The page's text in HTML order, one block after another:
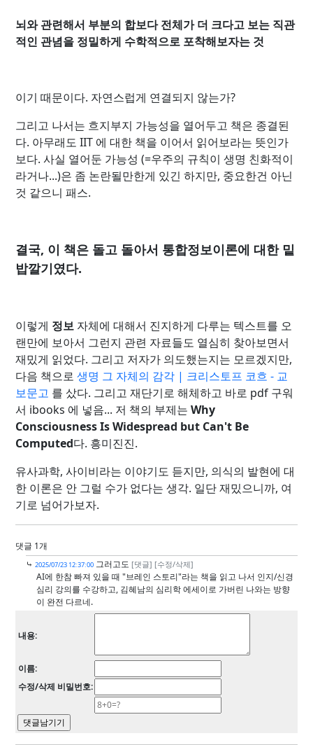
뇌와 관련해서 부분의 합보다 전체가 더 크다고 보는 직관
적인 관념을 정밀하게 수학적으로 포착해보자는 것
이기 때문이다. 자연스럽게 연결되지 않는가?
그리고 나서는 흐지부지 가능성을 열어두고 책은 종결된
다. 아무래도 IIT 에 대한 책을 이어서 읽어보라는 뜻인가
보다. 사실 열어둔 가능성 (=우주의 규칙이 생명 친화적이
라거나...)은 좀 논란될만한게 있긴 하지만, 중요한건 아닌
것 같으니 패스.
결국, 이 책은 돌고 돌아서 통합정보이론에 대한 밑
밥깔기였다.
이렇게 정보 자체에 대해서 진지하게 다루는 텍스트를 오
랜만에 보아서 그런지 관련 자료들도 열심히 찾아보면서
재밌게 읽었다. 그리고 저자가 의도했는지는 모르겠지만,
다음 책으로 생명 그 자체의 감각 | 크리스토프 코흐 - 교
보문고 를 샀다. 그리고 재단기로 해체하고 바로 pdf 구워
서 ibooks 에 넣음... 저 책의 부제는 Why
Consciousness Is Widespread but Can't Be
Computed다. 흥미진진.
유사과학, 사이비라는 이야기도 듣지만, 의식의 발현에 대
한 이론은 안 그럴 수가 없다는 생각. 일단 재밌으니까, 여
기로 넘어가보자.
댓글 1개
⤷ 2025/07/23 12:37:00 그러고도 [댓글] [수정/삭제]
AI에 한참 빠져 있을 때 "브레인 스토리"라는 책을 읽고 나서 인지/신경
심리 강의를 수강하고, 김혜남의 심리학 에세이로 가버린 나와는 방향
이 완전 다르네.
내용:
이름:
수정/삭제 비밀번호: